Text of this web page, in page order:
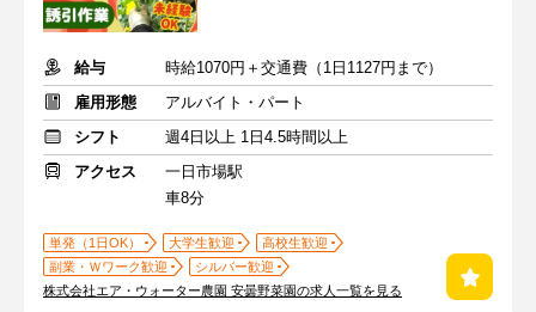
給与
時給1070円＋交通費（1日1127円まで）
雇用形態
アルバイト・パート
シフト
週4日以上 1日4.5時間以上
アクセス
一日市場駅
車8分
単発（1日OK） 大学生歓迎
高校生歓迎
副業・Ｗワーク歓迎
シルバー歓迎
株式会社エア・ウォーター農園 安曇野菜園の求人一覧を見る